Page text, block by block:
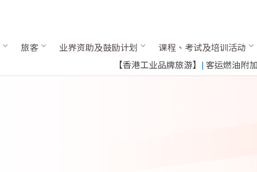
旅客 业界资助及鼓励计划 课程、考试及培训活动
【香港工业品牌旅游】
| 客运燃油附